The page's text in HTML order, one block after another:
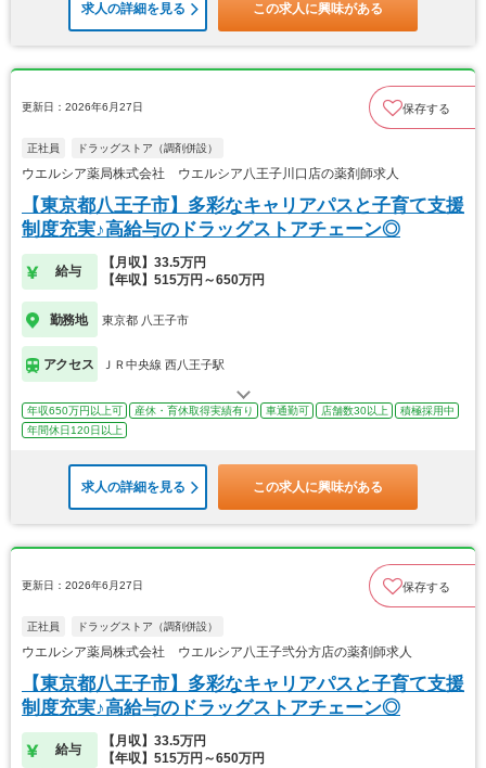
求人の詳細を見る この求人に興味がある
更新日：2026年6月27日 保存する
正社員 ドラッグストア（調剤併設）
ウエルシア薬局株式会社 ウエルシア八王子川口店の薬剤師求人
【東京都八王子市】多彩なキャリアパスと子育て支援
制度充実♪高給与のドラッグストアチェーン◎
給与
【月収】33.5万円
【年収】515万円～650万円
勤務地 東京都 八王子市
アクセス ＪＲ中央線 西八王子駅
年収650万円以上可 産休・育休取得実績有り 車通勤可 店舗数30以上
積極採用中
年間休日120日以上
求人の詳細を見る この求人に興味がある
更新日：2026年6月27日 保存する
正社員 ドラッグストア（調剤併設）
ウエルシア薬局株式会社 ウエルシア八王子弐分方店の薬剤師求人
【東京都八王子市】多彩なキャリアパスと子育て支援
制度充実♪高給与のドラッグストアチェーン◎
給与
【月収】33.5万円
【年収】515万円～650万円